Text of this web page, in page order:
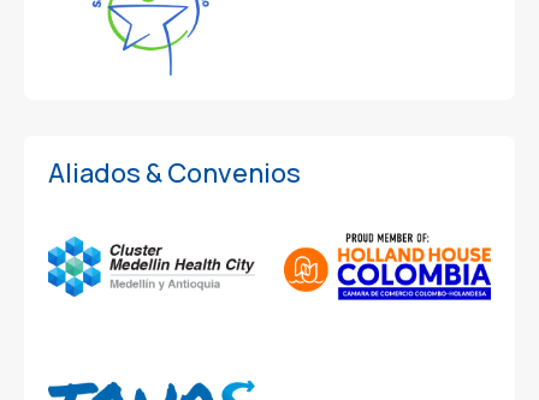
Aliados & Convenios